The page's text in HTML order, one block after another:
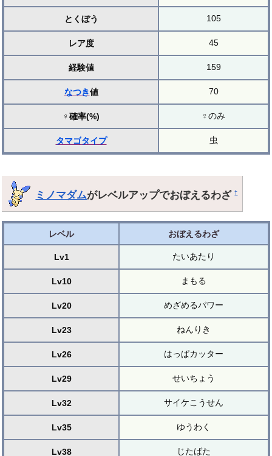
とくぼう 105
レア度 45
経験値 159
なつき値 70
♀確率(%) ♀のみ
タマゴタイプ 虫
ミノマダムがレベルアップでおぼえるわざ†
レベル おぼえるわざ
Lv1 たいあたり
Lv10 まもる
Lv20 めざめるパワー
Lv23 ねんりき
Lv26 はっぱカッター
Lv29 せいちょう
Lv32 サイケこうせん
Lv35 ゆうわく
Lv38 じたばた